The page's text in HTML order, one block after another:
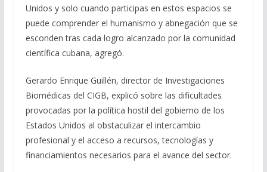
Unidos y solo cuando participas en estos espacios se
puede comprender el humanismo y abnegación que se
esconden tras cada logro alcanzado por la comunidad
científica cubana, agregó.
Gerardo Enrique Guillén, director de Investigaciones
Biomédicas del CIGB, explicó sobre las dificultades
provocadas por la política hostil del gobierno de los
Estados Unidos al obstaculizar el intercambio
profesional y el acceso a recursos, tecnologías y
financiamientos necesarios para el avance del sector.